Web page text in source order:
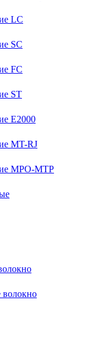
LC
SC
FC
ST
E2000
MT-RJ
MPO-MTP
волокно